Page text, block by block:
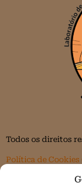
Todos os direitos
Política de Cookies